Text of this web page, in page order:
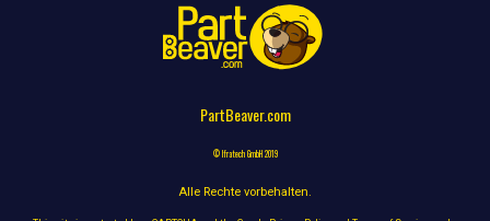
PartBeaver.com
© Ifratech GmbH 2019
Alle Rechte vorbehalten.